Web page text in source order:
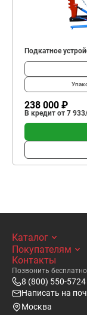
Подкатное
238 000 ₽
В кредит от 7
Каталог
Покупателям
Контакты
Позвонить бесплатно
8 (800) 550-5724
Написать на
Москва